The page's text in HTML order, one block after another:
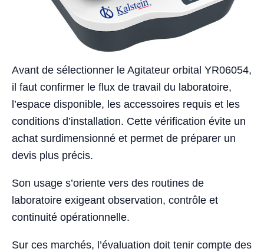
Avant de sélectionner le Agitateur orbital YR06054,
il faut confirmer le flux de travail du laboratoire,
l’espace disponible, les accessoires requis et les
conditions d’installation. Cette vérification évite un
achat surdimensionné et permet de préparer un
devis plus précis.
Son usage s’oriente vers des routines de
laboratoire exigeant observation, contrôle et
continuité opérationnelle.
Sur ces marchés, l’évaluation doit tenir compte des